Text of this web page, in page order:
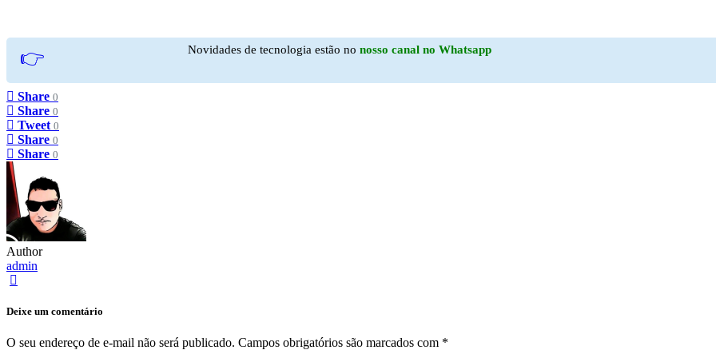
👉 Novidades de tecnologia estão nonosso canal no Whatsapp
Share 0
Share 0
Tweet 0
Share 0
Share 0
Author
admin
Deixe um comentário
O seu endereço de e-mail não será publicado. Campos obrigatórios são marcados com *